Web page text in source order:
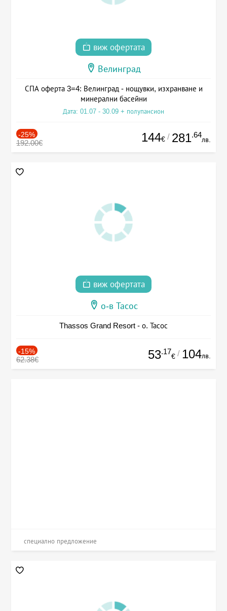
виж офертата
Велинград
СПА оферта 3=4: Велинград - нощувки, изхранване и
минерални басейни
Дата: 01.07 - 30.09 + полупансион
-25%
192.00€ 144€ / 281.64
лв.
виж офертата
о-в Тасос
Thassos Grand Resort - о. Тасос
-15%
62.38€ 53.17
€ / 104лв.
специално предложение